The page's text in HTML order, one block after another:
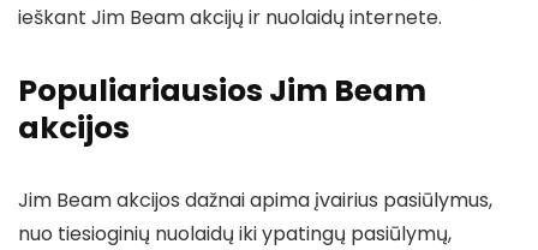
ieškant Jim Beam akcijų ir nuolaidų internete.
Populiariausios Jim Beam
akcijos
Jim Beam akcijos dažnai apima įvairius pasiūlymus,
nuo tiesioginių nuolaidų iki ypatingų pasiūlymų,